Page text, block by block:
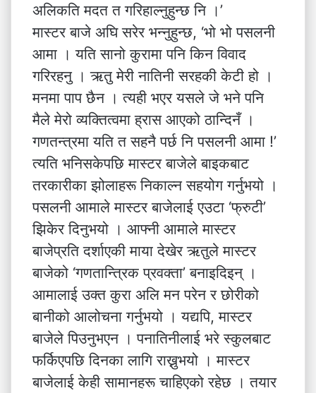
अलिकति मदत त गरिहाल्नुहुन्छ नि ।’
मास्टर बाजे अघि सरेर भन्नुहुन्छ, ‘भो भो पसलनी
आमा । यति सानो कुरामा पनि किन विवाद
गरिरहनु । ऋतु मेरी नातिनी सरहकी केटी हो ।
मनमा पाप छैन । त्यही भएर यसले जे भने पनि
मैले मेरो व्यक्तित्वमा ह्रास आएको ठान्दिनँ ।
गणतन्त्रमा यति त सहनै पर्छ नि पसलनी आमा !’
त्यति भनिसकेपछि मास्टर बाजेले बाइकबाट
तरकारीका झोलाहरू निकाल्न सहयोग गर्नुभयो ।
पसलनी आमाले मास्टर बाजेलाई एउटा ‘फ्रुटी’
झिकेर दिनुभयो । आफ्नी आमाले मास्टर
बाजेप्रति दर्शाएकी माया देखेर ऋतुले मास्टर
बाजेको ‘गणतान्त्रिक प्रवक्ता’ बनाइदिइन् ।
आमालाई उक्त कुरा अलि मन परेन र छोरीको
बानीको आलोचना गर्नुभयो । यद्यपि, मास्टर
बाजेले पिउनुभएन । पनातिनीलाई भरे स्कुलबाट
फर्किएपछि दिनका लागि राख्नुभयो । मास्टर
बाजेलाई केही सामानहरू चाहिएको रहेछ । तयार